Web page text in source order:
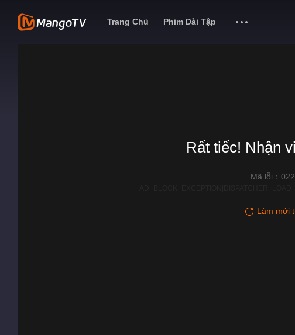
Trang Chủ Phim Dài Tập
Rất tiếc! Nhận
Mã lỗi：
Làm mới